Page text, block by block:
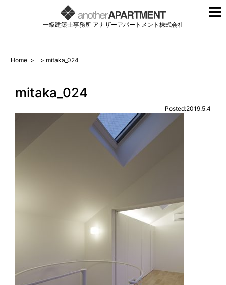
一級建築士事務所 アナザーアパートメント株式会社
Home > > mitaka_024
mitaka_024
Posted:2019.5.4